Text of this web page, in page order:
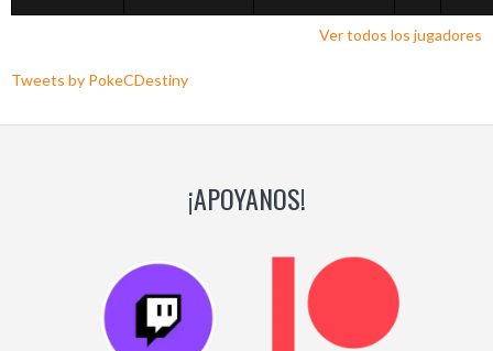
Ver todos los jugadores
Tweets by PokeCDestiny
¡APOYANOS!